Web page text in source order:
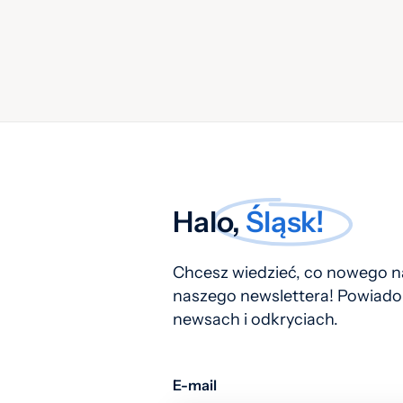
Halo, Śląsk!
Chcesz wiedzieć, co nowego
naszego newslettera!
newsach i odkryciach.
E-mail